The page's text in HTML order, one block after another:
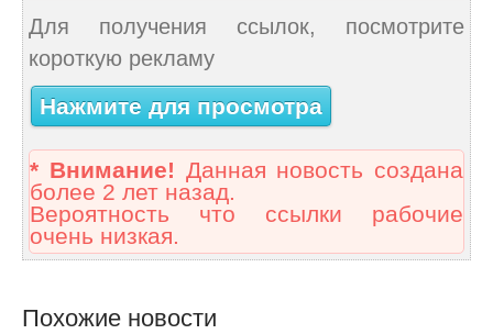
Для получения ссылок, посмотрите
короткую рекламу
Нажмите для просмотра
* Внимание! Данная новость создана
более 2 лет назад.
Вероятность что ссылки рабочие
очень низкая.
Похожие новости